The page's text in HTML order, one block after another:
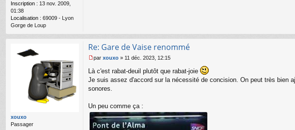
Inscription : 13 nov. 2009,
01:38
Localisation : 69009 - Lyon
Gorge de Loup
xouxo
Passager
Re: Gare de Vaise renommé
e
s
a
e
n
o
n
par xouxo » 11 déc. 2023, 12:15
Là c'est rabat-deuil plutôt que rabat-joie
Je suis assez d'accord sur la nécessité de concision. On peut très bien
sonores.
Un peu comme ça :